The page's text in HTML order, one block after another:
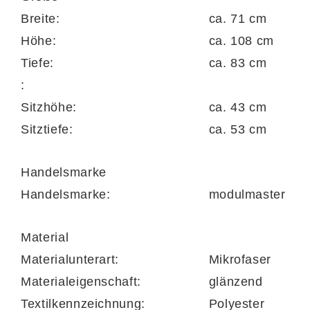
Breite:
ca. 71 cm
Höhe:
ca. 108 cm
Tiefe:
ca. 83 cm
:
Sitzhöhe:
ca. 43 cm
Sitztiefe:
ca. 53 cm
Handelsmarke
Handelsmarke:
modulmaster
Material
Materialunterart:
Mikrofaser
Materialeigenschaft:
glänzend
Textilkennzeichnung:
Polyester